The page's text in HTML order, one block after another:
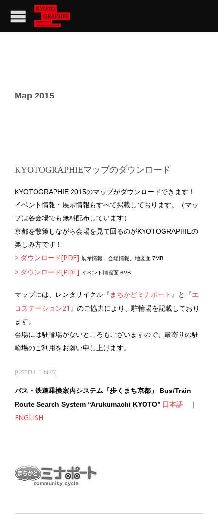
Map 2015
KYOTOGRAPHIEマップのダウンロード
KYOTOGRAPHIE 2015のマップがダウンロードできます！
イベント情報・展示情報もすべて掲載しております。（マッ
プは各会場でも無料配布しています）
京都を散策しながら会場を見て回るのがKYOTOGRAPHIEの
楽しみ方です！
> ダウンロード[PDF] 展示情報、会場情報、地図面 7MB
> ダウンロード[PDF] イベント情報面 6MB
マップには、レンタサイクル『 まちかどミナポート 』と『エ
コステーション21 』のご協力により、駐輪場を記載しており
ます。
会場には駐輪場がないところもございますので、最寄りの駐
輪場のご利用をお願い申し上げます。
[USEFUL LINKS]
バス・鉄道乗換案内システム「歩くまち京都」 Bus/Train
Route Search System “Arukumachi KYOTO” 日本語 ｜
ENGLISH